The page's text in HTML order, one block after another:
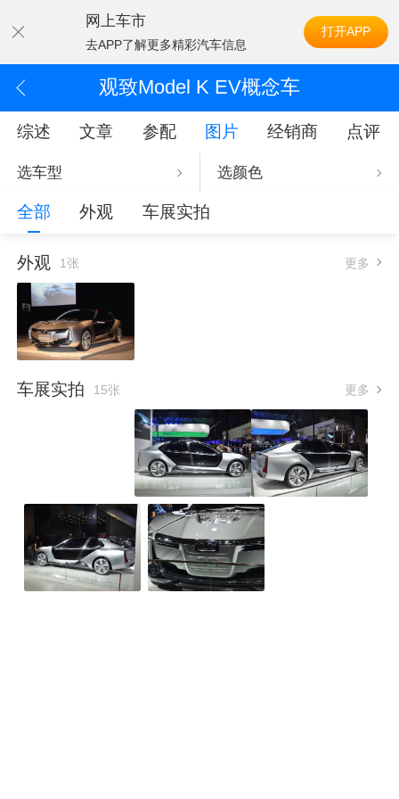
网上车市
去APP了解更多精彩汽车信息
打开APP
观致Model K EV概念车
综述 文章 参配 图片 经销商 点评
选车型 选颜色
全部 外观 车展实拍
外观 1张 更多
车展实拍 15张 更多